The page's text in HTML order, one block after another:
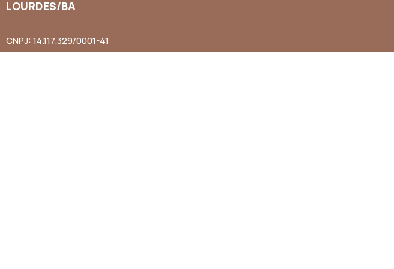
LOURDES/BA
CNPJ: 14.117.329/0001-41